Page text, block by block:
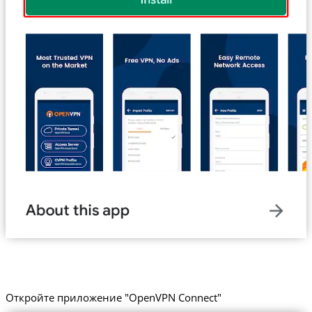
Откройте приложение "OpenVPN Connect"